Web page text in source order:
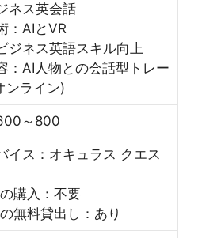
ネス英会話
：AIとVR
ジネス英語スキル向上
：AI人物との会話型トレー
ンライン)
～800
イス：オキュラス クエス
購入：不要
無料貸出し：あり